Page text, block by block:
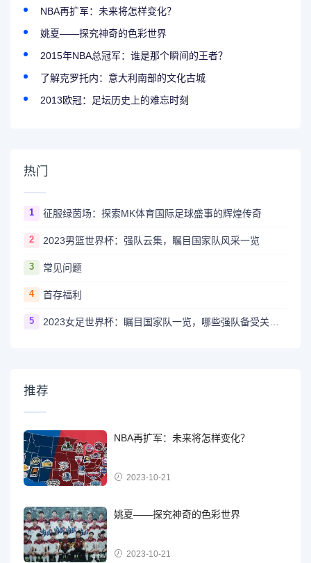
NBA再扩军：未来将怎样变化？
姚夏——探究神奇的色彩世界
2015年NBA总冠军：谁是那个瞬间的王者？
了解克罗托内：意大利南部的文化古城
2013欧冠：足坛历史上的难忘时刻
热门
1 征服绿茵场：探索MK体育国际足球盛事的辉煌传奇
2 2023男篮世界杯：强队云集，瞩目国家队风采一览
3 常见问题
4 首存福利
5
推荐
NBA再扩军：未来将怎样变化？
2023-10-21
姚夏——探究神奇的色彩世界
2023-10-21